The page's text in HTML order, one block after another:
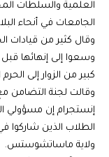
العلمية والسلطات
الجامعات في أنحاء
وقال كثير من قيادات
وسعوا إلى إنهائها
كبير من الزوار إلى
وقالت لجنة التضامن
إنستجرام إن مسؤولي
الطلاب الذين شاركوا
ولاية ماساتشوستس.